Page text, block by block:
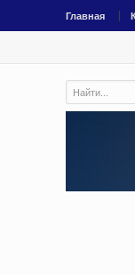
Главная